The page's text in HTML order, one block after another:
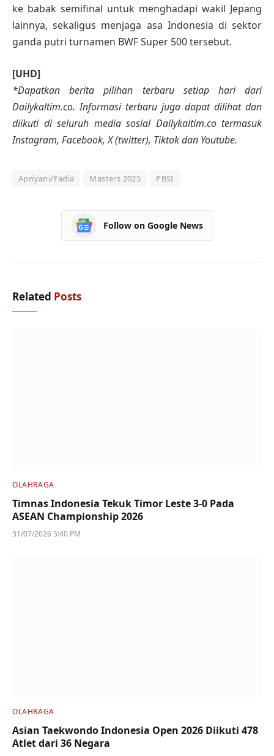
ke babak semifinal untuk menghadapi wakil Jepang
lainnya, sekaligus menjaga asa Indonesia di sektor
ganda putri turnamen BWF Super 500 tersebut.
[UHD]
*Dapatkan berita pilihan terbaru setiap hari dari
Dailykaltim.co. Informasi terbaru juga dapat dilihat dan
diikuti di seluruh media sosial Dailykaltim.co termasuk
Instagram, Facebook, X (twitter), Tiktok dan Youtube.
Apriyani/Fadia Masters 2025 PBSI
Follow on Google News
Related Posts
OLAHRAGA
Timnas Indonesia Tekuk Timor Leste 3-0 Pada
ASEAN Championship 2026
31/07/2026 5:40 PM
OLAHRAGA
Asian Taekwondo Indonesia Open 2026 Diikuti 478
Atlet dari 36 Negara